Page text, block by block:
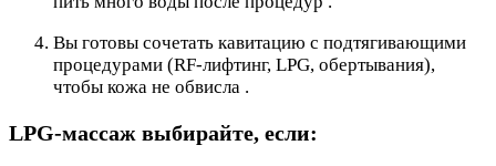
Вы готовы сочетать кавитацию с подтягивающими
процедурами (RF-лифтинг, LPG, обертывания),
чтобы кожа не обвисла .
LPG-массаж выбирайте, если: